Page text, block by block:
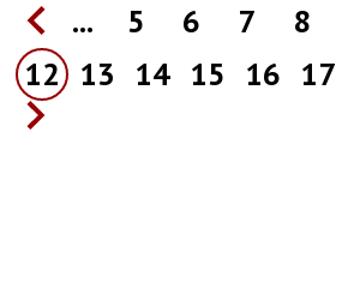
... 5 6 7 8
12
13 14 15 16 17